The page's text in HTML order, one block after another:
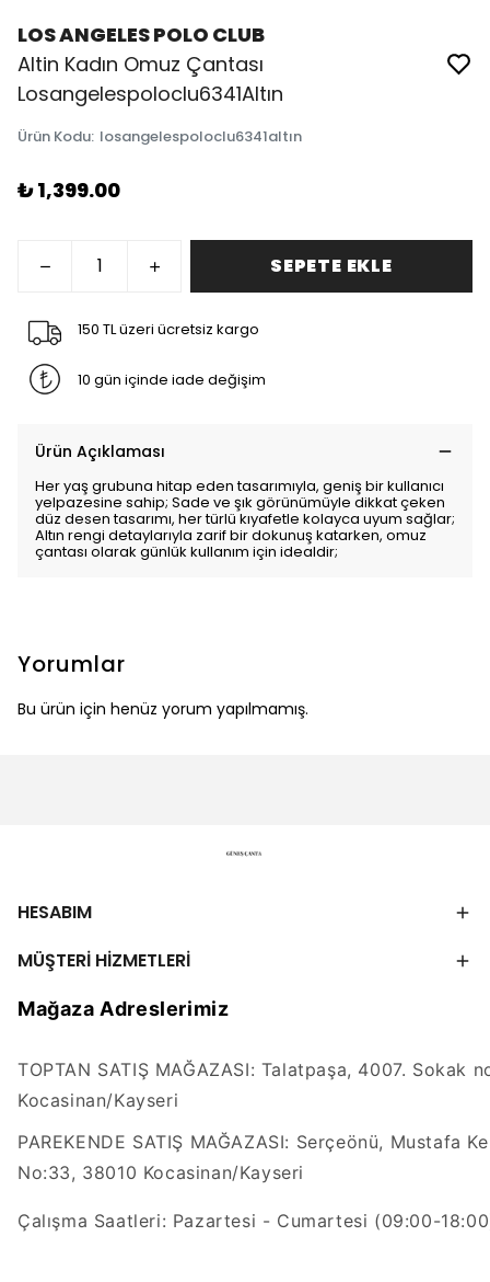
LOS ANGELES POLO CLUB
Altin Kadın Omuz Çantası
Losangelespoloclu6341Altın
Ürün Kodu: losangelespoloclu6341altın
₺ 1,399.00
SEPETE EKLE
150 TL üzeri ücretsiz kargo
10 gün içinde iade değişim
Ürün Açıklaması
Her yaş grubuna hitap eden tasarımıyla, geniş bir kullanıcı
yelpazesine sahip; Sade ve şık görünümüyle dikkat çeken
düz desen tasarımı, her türlü kıyafetle kolayca uyum sağlar;
Altın rengi detaylarıyla zarif bir dokunuş katarken, omuz
çantası olarak günlük kullanım için idealdir;
Yorumlar
Bu ürün için henüz yorum yapılmamış.
HESABIM
MÜŞTERİ HİZMETLERİ
Mağaza Adreslerimiz
TOPTAN SATIŞ MAĞAZASI: Talatpaşa, 4007. Sokak
Kocasinan/Kayseri
PAREKENDE SATIŞ MAĞAZASI: Serçeönü, Mustafa
No:33, 38010 Kocasinan/Kayseri
Çalışma Saatleri: Pazartesi - Cumartesi (09:00-